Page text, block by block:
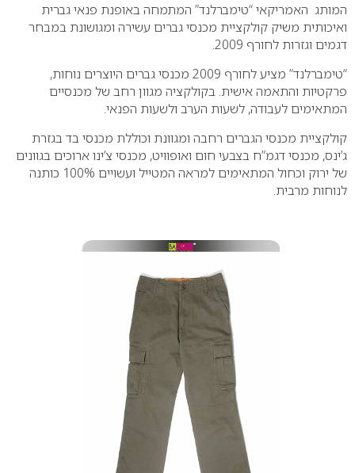
המותג האמריקאי “טימברלנד” המתמחה באופנת פנאי גברית
ואיכותית משיק קולקציית מכנסי גברים עשירה ומגושונת במבחר
דגמים וגזרות לחורף 2009.
“טימברלנד” מציע לחורף 2009 מכנסי גברים היוצרים נוחות,
פרקטיות והתאמה אישית. בקולקציה מגוון רחב של מכנסיים
המתאימים לעבודה, לשעות הערב ולשעות הפנאי.
קולקציית מכנסי הגברים רחבה ומגוונת וכוללת מכנסי בד בגזרת
ג’ינס, מכנסי דגמ”ח בצבעי חום ואופוויט, מכנסי צ’ינו ארוכים בגוונים
של ירוק וכחול המתאימים למראה המטייל ועשויים 100% כותנה
לנוחות מרבית.